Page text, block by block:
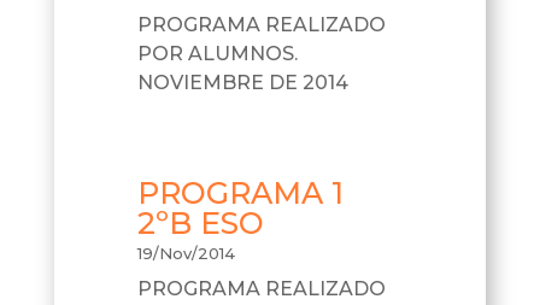
PROGRAMA REALIZADO
POR ALUMNOS.
NOVIEMBRE DE 2014
PROGRAMA 1
2ºB ESO
19/Nov/2014
PROGRAMA REALIZADO